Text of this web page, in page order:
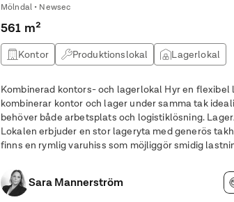
Mölndal • Newsec
561 m²
Kontor Produktionslokal Lagerlokal
Kombinerad kontors- och lagerlokal Hyr en flexibel lokal som perfekt
kombinerar kontor och lager under samma tak
behöver både arbetsplats och logistiklösning. Lager/logistik/tillverkning
Lokalen erbjuder en stor lageryta med generös
finns en rymlig varuhiss som möjliggör smidig
Sara Mannerström